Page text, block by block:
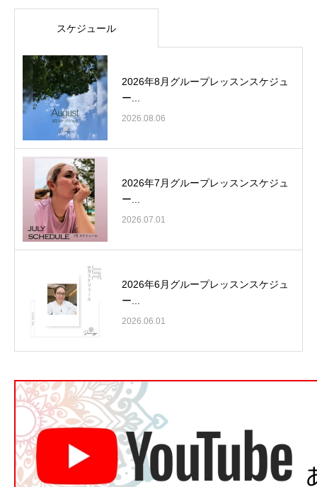
スケジュール
2026年8月グループレッスンスケジュ
ー...
2026.08.06
2026年7月グループレッスンスケジュ
ー...
2026.07.01
2026年6月グループレッスンスケジュ
ー...
2026.06.01